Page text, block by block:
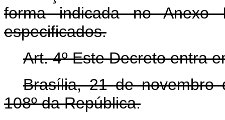
forma indicada no Anexo
especificados.
Art. 4º Este Decreto entra
Brasília, 21 de novembro
108º da República.